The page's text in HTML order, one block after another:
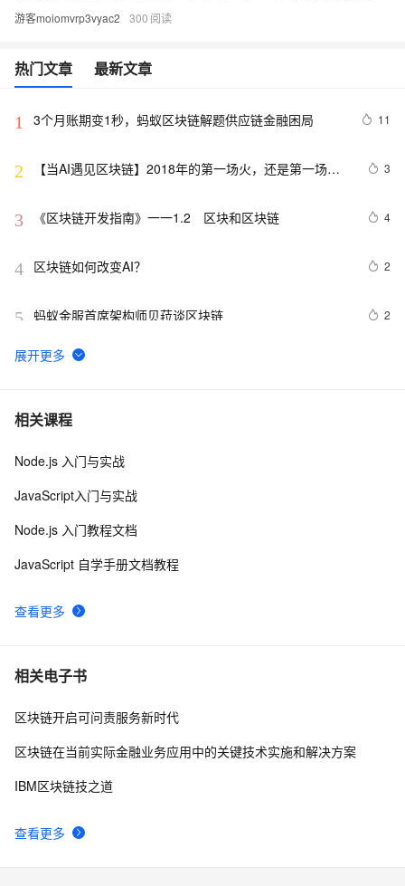
游客moiomvrp3vyac2 300
热门文章 最新文章
1 3个月账期变1秒，蚂蚁区块链解题供应链金融困局 11
2
【当AI遇见区块链】2018年的第一场火，还是第一场泡
3
3 《区块链开发指南》一一1.2　区块和区块链 4
4 区块链如何改变AI？ 2
5 蚂蚁金服首席架构师贝菈谈区块链 2
6
互联网巨头区块链，360区块猫怎么领取？区块猫上线时
7 web3:区块链常见的几大共识机制及优缺点（上）
8 BC之SC：区块链之智能合约——与传统合约的比较以及
用户”，不如抢“平衡”！
10区块链哈希游戏竞猜模式系统开发技术源码部署
相关课程
查看更多
Node.js 入门与实战
JavaScript入门与实战
Node.js 入门教程文档
JavaScript 自学手册文档教程
相关电子书
查看更多
区块链开启可问责服务新时代
区块链在当前实际金融业务应用中的关键技术实施和解决方案
IBM区块链技之道